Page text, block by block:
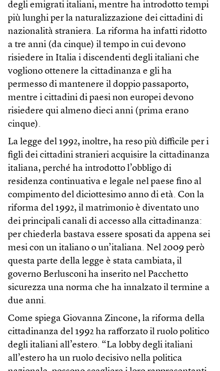
degli emigrati italiani, mentre ha introdotto tempi
più lunghi per la naturalizzazione dei cittadini di
nazionalità straniera. La riforma ha infatti ridotto
a tre anni (da cinque) il tempo in cui devono
risiedere in Italia i discendenti degli italiani che
vogliono ottenere la cittadinanza e gli ha
permesso di mantenere il doppio passaporto,
mentre i cittadini di paesi non europei devono
risiedere qui almeno dieci anni (prima erano
cinque).
La legge del 1992, inoltre, ha reso più difficile per i
figli dei cittadini stranieri acquisire la cittadinanza
italiana, perché ha introdotto l’obbligo di
residenza continuativa e legale nel paese fino al
compimento del diciottesimo anno di età. Con la
riforma del 1992, il matrimonio è diventato uno
dei principali canali di accesso alla cittadinanza:
per chiederla bastava essere sposati da appena sei
mesi con un italiano o un’italiana. Nel 2009 però
questa parte della legge è stata cambiata, il
governo Berlusconi ha inserito nel Pacchetto
sicurezza una norma che ha innalzato il termine a
due anni.
Come spiega Giovanna Zincone, la riforma della
cittadinanza del 1992 ha rafforzato il ruolo politico
degli italiani all’estero. “La lobby degli italiani
all’estero ha un ruolo decisivo nella politica